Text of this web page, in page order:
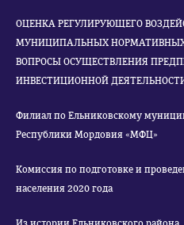
ОЦЕНКА РЕГУЛИРУЮЩЕГО
МУНИЦИПАЛЬНЫХ
ВОПРОСЫ ОСУЩЕСТВЛЕНИЯ
ИНВЕСТИЦИОННОЙ
Филиал по Ельниковскому
Республики Мордовия «МФЦ»
Комиссия по подготовке и проведению Всероссийской переписи
населения 2020 года